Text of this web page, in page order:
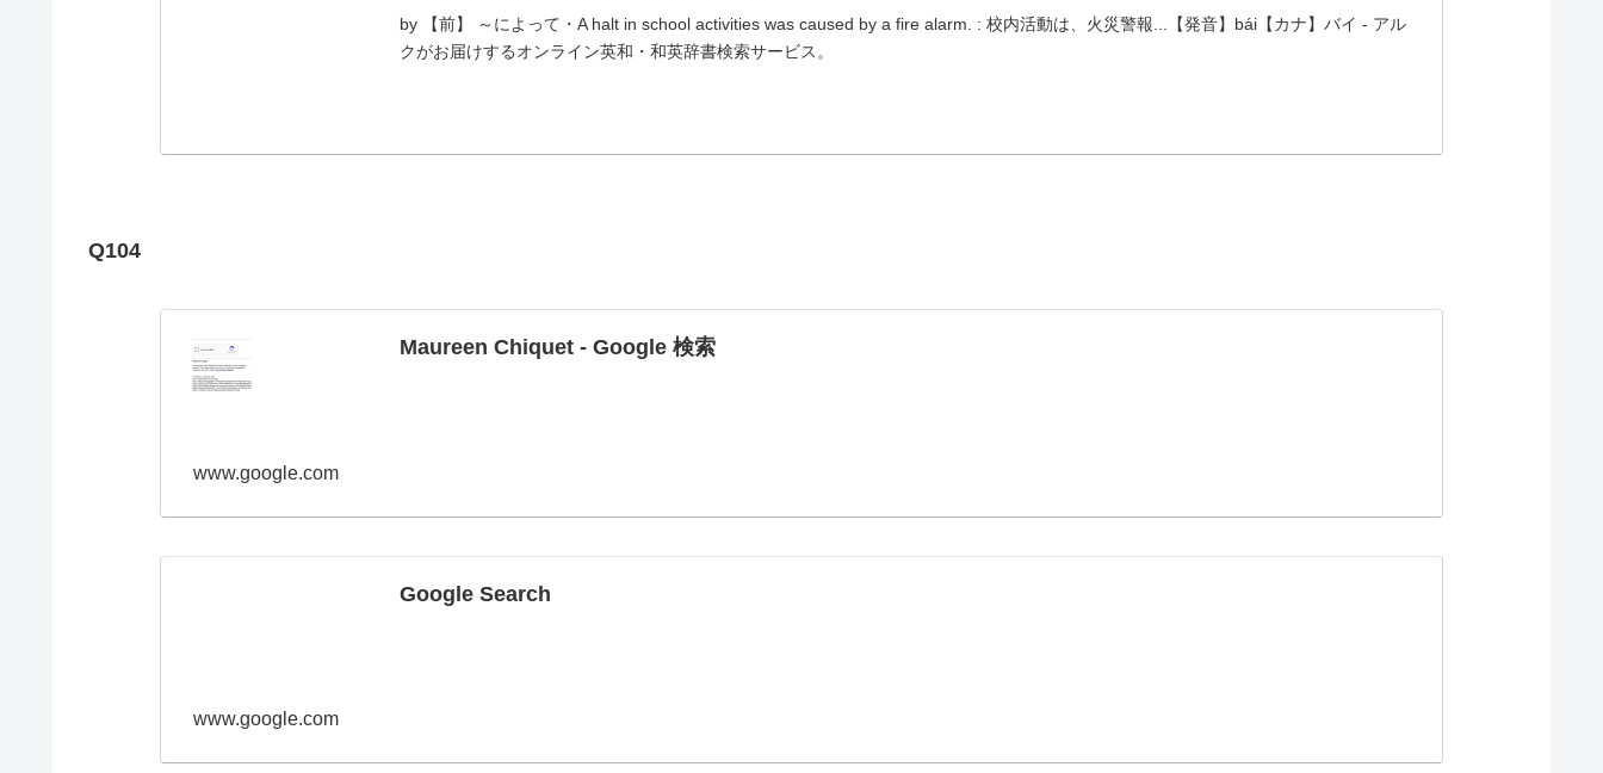
by 【前】 ～によって・A halt in school activities was caused by a fire alarm. : 校内活動は、火災警報...【発音】bái【カナ】バイ - アル
クがお届けするオンライン英和・和英辞書検索サービス。
Q104
Maureen Chiquet - Google 検索
www.google.com
Google Search
www.google.com